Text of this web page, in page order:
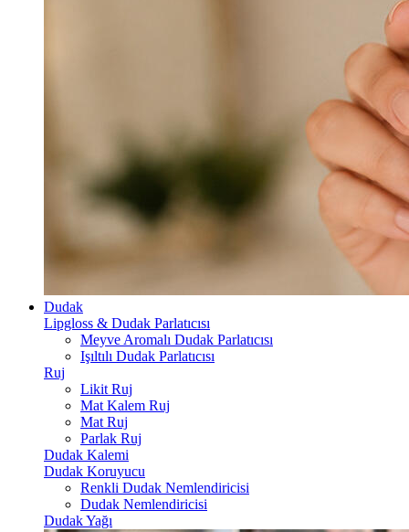
Dudak
Lipgloss & Dudak Parlatıcısı
Meyve Aromalı Dudak Parlatıcısı
Işıltılı Dudak Parlatıcısı
Ruj
Likit Ruj
Mat Kalem Ruj
Mat Ruj
Parlak Ruj
Dudak Kalemi
Dudak Koruyucu
Renkli Dudak Nemlendiricisi
Dudak Nemlendiricisi
Dudak Yağı